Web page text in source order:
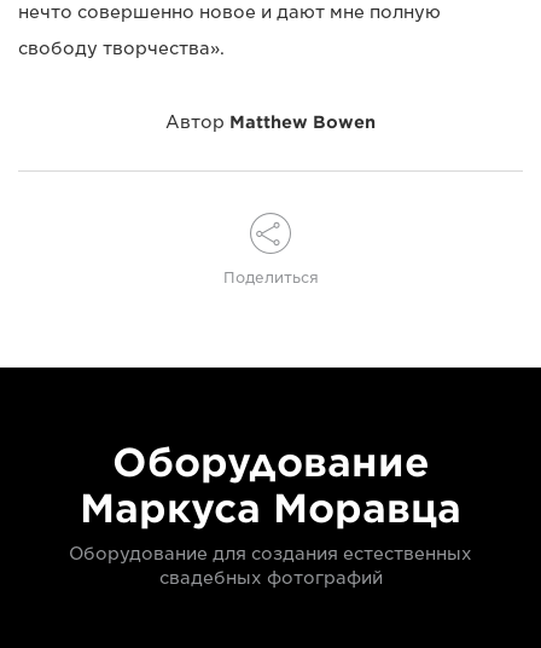
нечто совершенно новое и дают мне полную
свободу творчества».
Автор Matthew Bowen
Поделиться
Оборудование
Маркуса Моравца
Оборудование для создания естественных
свадебных фотографий